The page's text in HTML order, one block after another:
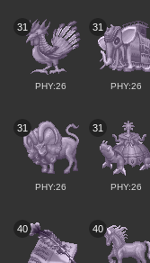
31
PHY:26
31
PHY:26
31
PHY:26
31
PHY:26
40 40